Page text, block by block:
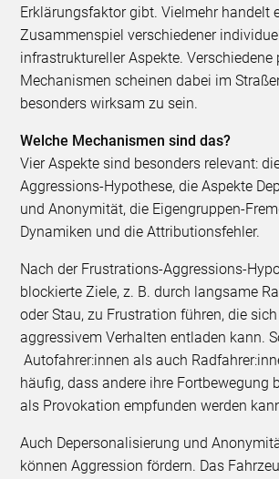
Erklärungsfaktor gibt. Vielmehr handelt
Zusammenspiel verschiedener
infrastruktureller Aspekte.
Mechanismen scheinen dabei im
besonders wirksam zu sein.
Welche Mechanismen sind das?
Vier Aspekte sind besonders relevant:
Aggressions-Hypothese, die Aspekte
und Anonymität, die Eigengruppen-
Dynamiken und die Attributionsfehler.
Nach der Frustrations-Aggressions-
blockierte Ziele, z. B. durch langsame
oder Stau, zu Frustration führen, die
aggressivem Verhalten entladen kann.
Autofahrer:innen als auch
häufig, dass andere ihre Fortbewegung
als Provokation empfunden werden
Auch Depersonalisierung und
können Aggression fördern. Das